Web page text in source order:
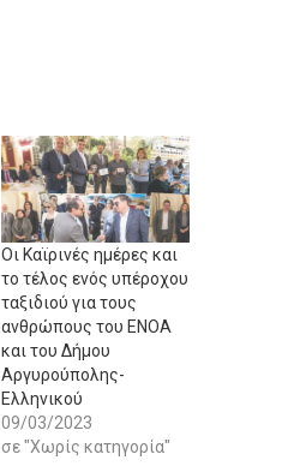
Οι Καϊρινές ημέρες και
το τέλος ενός υπέροχου
ταξιδιού για τους
ανθρώπους του ΕΝΟΑ
και του Δήμου
Αργυρούπολης-
Ελληνικού
09/03/2023
σε "Χωρίς κατηγορία"